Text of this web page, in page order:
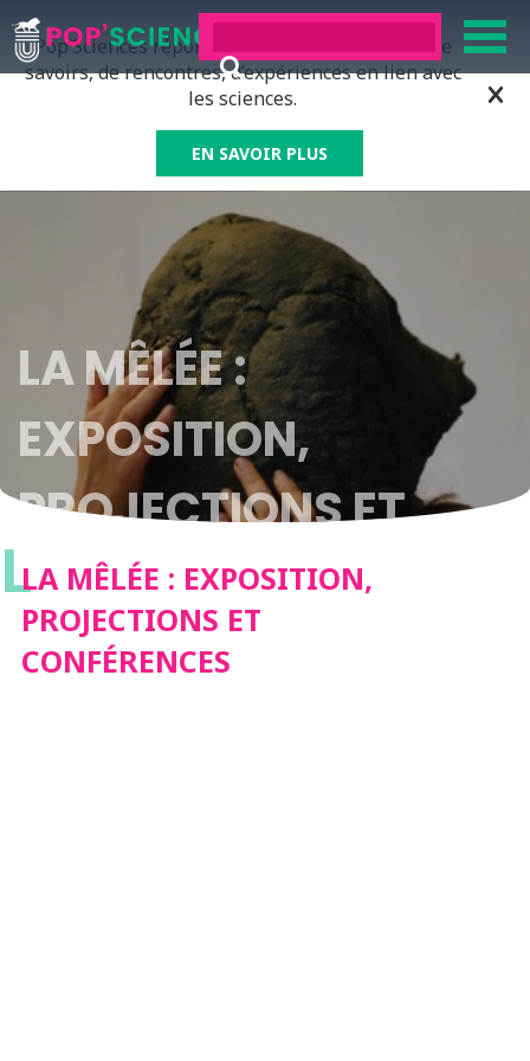
Pop’Sciences répond à tous ceux qui ont soif de
savoirs, de rencontres, d’expériences en lien avec
les sciences.
EN SAVOIR PLUS
LA MÊLÉE :
EXPOSITION,
PROJECTIONS ET
CONFÉRENCES
LLA MÊLÉE : EXPOSITION,
PROJECTIONS ET
CONFÉRENCES